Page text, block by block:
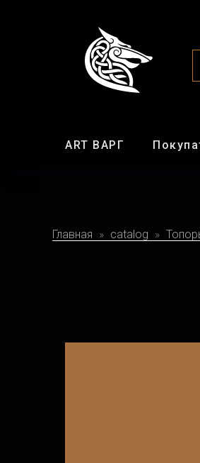
ART ВАРГ
Главная catalog